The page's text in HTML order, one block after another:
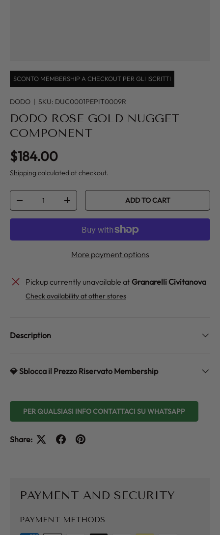
SCONTO MEMBERSHIP A CHECKOUT PER GLI ISCRITTI
DODO | SKU: DUC0001PEPIT0009R
DODO ROSE GOLD NUGGET
COMPONENT
Regular price
$184.00
Shipping calculated at checkout.
Qty
DECREASE QUANTITYINCREASE QUANTITYADD TO CART
More payment options
Pickup currently unavailable at Granarelli Civitanova
Check availability at other stores
Description
💎 Sblocca il Prezzo Riservato Membership
PER QUALSIASI INFO CONTATTACI SU WHATSAPP
Share:
PAYMENT AND SECURITY
PAYMENT METHODS